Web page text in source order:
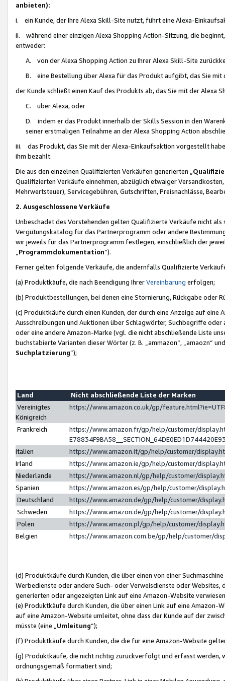
anbieten):
i. ein Kunde, der Ihre Alexa Skill-Site nutzt, führt eine Alexa-
ii. während einer einzigen Alexa Shopping Action-Sitzung, die
entweder:
A. von der Alexa Shopping Action zu Ihrer Alexa Skill-Site
B. eine Bestellung über Alexa für das Produkt aufgibt, das Sie mit
der Kunde schließt einen Kauf des Produkts ab, das Sie mit der Alexa
C. über Alexa, oder
D. indem er das Produkt innerhalb der Skills Session in den
seiner erstmaligen Teilnahme an der Alexa Shopping Action
iii. das Produkt, das Sie mit der Alexa-Einkaufsaktion vorgestellt
ihm bezahlt.
Die aus den einzelnen Qualifizierten Verkäufen generierten „
Qualifizierten Verkäufe einnehmen, abzüglich etwaiger
Mehrwertsteuer), Servicegebühren, Gutschriften, Preisnachlässe,
2. Ausgeschlossene Verkäufe
Unbeschadet des Vorstehenden gelten Qualifizierte Verkäufe nicht
Vergütungskatalog für das Partnerprogramm oder andere
wir jeweils für das Partnerprogramm festlegen, einschließlich der
Programmdokumentation“).
Ferner gelten folgende Verkäufe, die andernfalls Qualifizierte
(a) Produktkäufe, die nach Beendigung IhrerVereinbarung erfolgen;
(b) Produktbestellungen, bei denen eine Stornierung, Rückgabe oder
(c) Produktkäufe durch einen Kunden, der durch eine Anzeige auf
Ausschreibungen und Auktionen über Schlagwörter, Suchbegriffe
oder eine andere Amazon-Marke (vgl. die nicht abschließende Liste
buchstabierte Varianten dieser Wörter (z. B. „ammazon“, „amaozn“
Suchplatzierung”);
Land
Nicht abschließende Liste der Marken
Vereinigtes
Königreich
https://www.amazon.co.uk/gp/
Frankreich
https://www.amazon.fr/gp/help/customer/
Italien
https://www.amazon.it/gp/help/customer/
Irland
https://www.amazon.ie/gp/help/customer/
Niederlande
https://www.amazon.nl/gp/help/customer/
Spanien
https://www.amazon.es/gp/help/customer/
Deutschland
https://www.amazon.de/gp/help/customer/
Schweden
https://www.amazon.de/gp/help/customer/
Polen
https://www.amazon.pl/gp/help/customer/
Belgien
https://www.amazon.com.be/gp/help/customer/
(d) Produktkäufe durch Kunden, die über einen von einer
Werbedienste oder andere Such- oder Verweisdienste oder Websites,
generierten oder angezeigten Link auf eine Amazon-Website
(e) Produktkäufe durch Kunden, die über einen Link auf eine
auf eine Amazon-Website umleitet, ohne dass der Kunde auf der
müsste (eine „ Umleitung“);
(f) Produktkäufe durch Kunden, die die für eine Amazon-Website
(g) Produktkäufe, die nicht richtig zurückverfolgt und erfasst werden,
ordnungsgemäß formatiert sind;